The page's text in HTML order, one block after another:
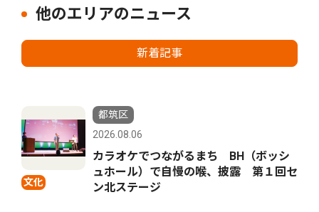
他のエリアのニュース
新着記事
文化
都筑区
2026.08.06
カラオケでつながるまち BH（ボッシ
ュホール）で自慢の喉、披露 第１回セ
ン北ステージ